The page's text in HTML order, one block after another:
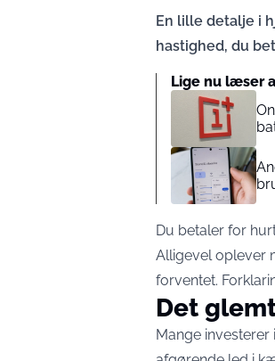
En lille detalje i
hastighed, du
Lige nu læser
Du betaler for
Alligevel oplever
forventet.
Det
Mange